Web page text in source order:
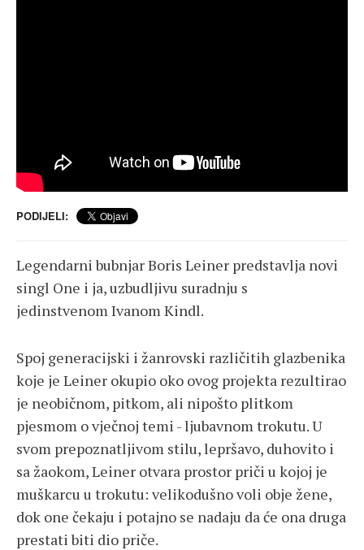
PODIJELI:
Legendarni bubnjar Boris Leiner predstavlja novi
singl One i ja, uzbudljivu suradnju s
jedinstvenom Ivanom Kindl.
Spoj generacijski i žanrovski različitih glazbenika
koje je Leiner okupio oko ovog projekta rezultirao
je neobičnom, pitkom, ali nipošto plitkom
pjesmom o vječnoj temi - ljubavnom trokutu. U
svom prepoznatljivom stilu, lepršavo, duhovito i
sa žaokom, Leiner otvara prostor priči u kojoj je
muškarcu u trokutu: velikodušno voli obje žene,
dok one čekaju i potajno se nadaju da će ona druga
prestati biti dio priče.